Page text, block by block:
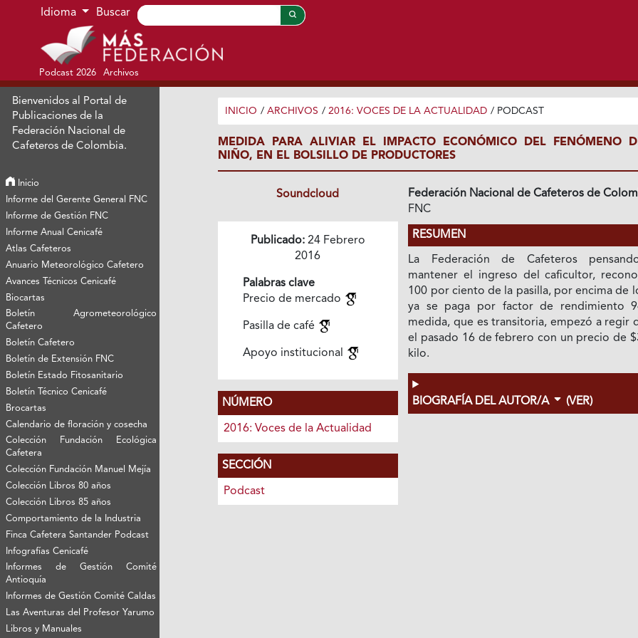
Ir al menú de navegación principal
Ir al contenido principal
Ir al pie de página del sitio
Idioma Buscar
Podcast 2026 Archivos
Bienvenidos al Portal de
Publicaciones de la
Federación Nacional de
Cafeteros de Colombia.
Inicio
Informe del Gerente General FNC
Informe de Gestión FNC
Informe Anual Cenicafé
Atlas Cafeteros
Anuario Meteorológico Cafetero
Avances Técnicos Cenicafé
Biocartas
Boletín Agrometeorológico
Cafetero
Boletín Cafetero
Boletín de Extensión FNC
Boletín Estado Fitosanitario
Boletín Técnico Cenicafé
Brocartas
Calendario de floración y cosecha
Colección Fundación Ecológica
Cafetera
Colección Fundación Manuel Mejía
Colección Libros 80 años
Colección Libros 85 años
Comportamiento de la Industria
Finca Cafetera Santander Podcast
Infografías Cenicafé
Informes de Gestión Comité
Antioquía
Informes de Gestión Comité Caldas
Las Aventuras del Profesor Yarumo
Libros y Manuales
INICIO / ARCHIVOS / 2016: VOCES DE LA ACTUALIDAD / PODCAST
MEDIDA PARA ALIVIAR EL IMPACTO ECONÓMICO DEL FENÓMENO
NIÑO, EN EL BOLSILLO DE PRODUCTORES
Soundcloud
Publicado:24 Febrero
2016
Palabras clave
Precio de mercado
Pasilla de café
Apoyo institucional
NÚMERO
2016: Voces de la Actualidad
SECCIÓN
Podcast
Federación Nacional de Cafeteros de
FNC
RESUMEN
La Federación de Cafeteros
mantener el ingreso del caficultor,
100 por ciento de la pasilla, por encima de
ya se paga por factor de rendimiento
medida, que es transitoria, empezó a regir
el pasado 16 de febrero con un precio de
kilo.
BIOGRAFÍA DEL AUTOR/A (VER)